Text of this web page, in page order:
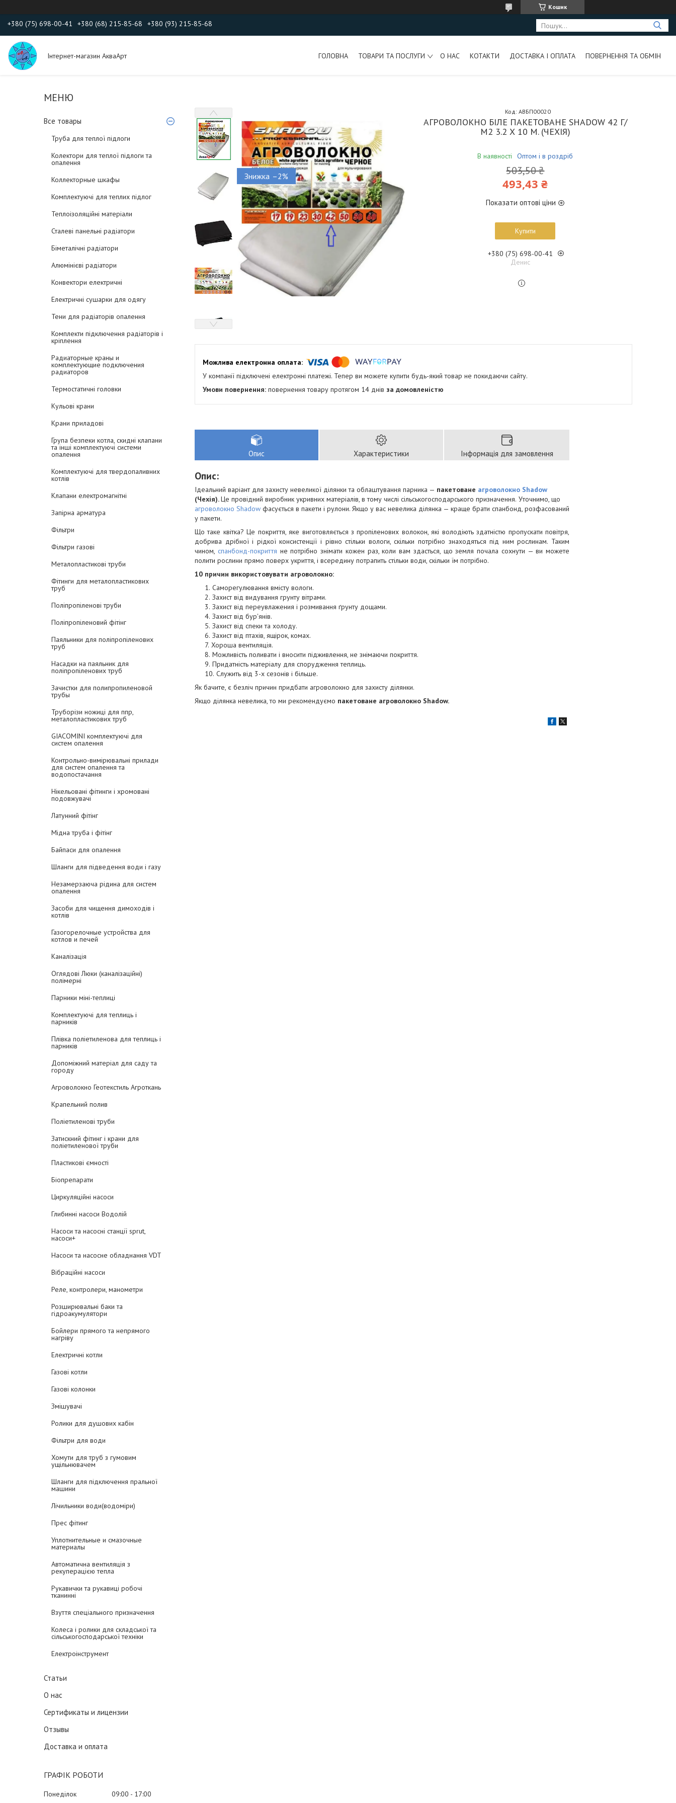
Кошик
+380 (75) 698-00-41 +380 (68) 215-85-68 +380 (93) 215-85-68
Інтернет-магазин АкваАрт ГОЛОВНА ТОВАРИ ТА ПОСЛУГИ О НАС КОТАКТИ ДОСТАВКА І ОПЛАТА ПОВЕРНЕННЯ ТА ОБМІН
Все товары
Труба для теплої підлоги
Колектори для теплої підлоги та
опалення
Коллекторные шкафы
Комплектуючі для теплих підлог
Теплоізоляційні матеріали
Сталеві панельні радіатори
Біметалічні радіатори
Алюмінієві радіатори
Конвектори електричні
Електричні сушарки для одягу
Тени для радіаторів опалення
Комплекти підключення радіаторів і
кріплення
Радиаторные краны и
комплектующие подключения
радиаторов
Термостатичні головки
Кульові крани
Крани приладові
Група безпеки котла, скидні клапани
та інші комплектуючі системи
опалення
Комплектуючі для твердопаливних
котлів
Клапани електромагнітні
Запірна арматура
Фільтри
Фільтри газові
Металопластикові труби
Фітинги для металопластикових
труб
Поліпропіленові труби
Поліпропіленовий фітінг
Паяльники для поліпропіленових
труб
Насадки на паяльник для
поліпропіленових труб
Зачистки для полипропиленовой
трубы
Труборізи ножиці для ппр,
металопластикових труб
GIACOMINI комплектуючі для
систем опалення
Контрольно-вимірювальні прилади
для систем опалення та
водопостачання
Нікельовані фітинги і хромовані
подовжувачі
Латунний фітінг
Мідна труба і фітінг
Байпаси для опалення
Шланги для підведення води і газу
Незамерзаюча рідина для систем
опалення
Засоби для чищення димоходів і
котлів
Газогорелочные устройства для
котлов и печей
Каналізація
Оглядові Люки (каналізаційні)
полімерні
Парники міні-теплиці
Комплектуючі для теплиць і
парників
Плівка поліетиленова для теплиць і
парників
Допоміжний матеріал для саду та
городу
Агроволокно Геотекстиль Агроткань
Крапельний полив
Поліетиленові труби
Затискний фітинг і крани для
поліетиленової труби
Пластикові ємності
Біопрепарати
Циркуляційні насоси
Глибинні насоси Водолій
Насоси та насосні станції sprut,
насоси+
Насоси та насосне обладнання VDT
Вібраційні насоси
Реле, контролери, манометри
Розширювальні баки та
гідроакумулятори
Бойлери прямого та непрямого
нагріву
Електричні котли
Газові котли
Газові колонки
Змішувачі
Ролики для душових кабін
Фільтри для води
Хомути для труб з гумовим
ущільнювачем
Шланги для підключення пральної
машини
Лічильники води(водоміри)
Прес фітинг
Уплотнительные и смазочные
материалы
Автоматична вентиляція з
рекуперацією тепла
Рукавички та рукавиці робочі
тканинні
Взуття спеціального призначення
Колеса і ролики для складської та
сільськогосподарської техніки
Електроінструмент
Статьи
О нас
Сертификаты и лицензии
Отзывы
Доставка и оплата
ГРАФІК РОБОТИ
Понеділок 09:00
17:00
–2%
АГРОВОЛОКНО БІЛЕ ПАКЕТОВАНЕ SHADOW 42 Г/
М2 3.2 Х 10 М. (ЧЕХІЯ)
В наявності Оптом і в роздріб
Код: АВБП00020
503,50 ₴
493,43 ₴
Показати оптові ціни
Купити
+380 (75) 698-00-41
Денис
У компанії підключені електронні платежі. Тепер ви можете купити будь-який товар не покидаючи сайту.
повернення товару протягом 14 днів за домовленістю
Опис Характеристики Інформація для замовлення
Опис:
Ідеальний варіант для захисту невеликої ділянки та облаштування парника — пакетоване агроволокно Shadow
(Чехія).Це провідний виробник укривних матеріалів, в тому числі сільськогосподарського призначення. Уточнимо, що
агроволокно Shadow фасується в пакети і рулони. Якщо у вас невелика ділянка — краще брати спанбонд, розфасований
у пакети.
Що таке квітка? Це покриття, яке виготовляється з пропіленових волокон, які володіють здатністю пропускати повітря,
добрива дрібної і рідкої консистенції і рівно стільки вологи, скільки потрібно знаходяться під ним рослинам. Таким
чином, спанбонд-покриття не потрібно знімати кожен раз, коли вам здасться, що земля почала сохнути — ви можете
полити рослини прямо поверх укриття, і всередину потрапить стільки води, скільки їм потрібно.
10 причин використовувати агроволокно:
Саморегулювання вмісту вологи.
Захист від видування грунту вітрами.
Захист від переувлажения і розмивання ґрунту дощами.
Захист від бур'янів.
Захист від спеки та холоду.
Захист від птахів, ящірок, комах.
Хороша вентиляція.
Можливість поливати і вносити підживлення, не знімаючи покриття.
Придатність матеріалу для спорудження теплиць.
Служить від 3-х сезонів і більше.
Як бачите, є безліч причин придбати агроволокно для захисту ділянки.
Якщо ділянка невелика, то ми рекомендуємо пакетоване агроволокно Shadow.